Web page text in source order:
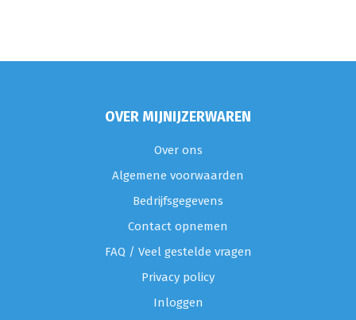
OVER MIJNIJZERWAREN
Over ons
Algemene voorwaarden
Bedrijfsgegevens
Contact opnemen
FAQ / Veel gestelde vragen
Privacy policy
Inloggen